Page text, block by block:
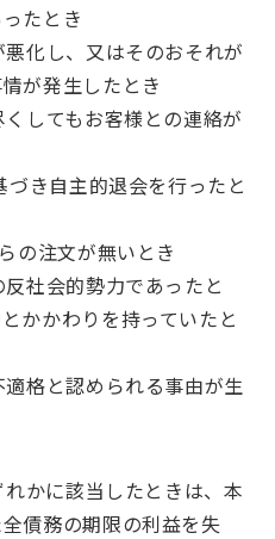
たとき
悪化し、又はそのおそれが
が発生したとき
くしてもお客様との連絡が
づき自主的退会を行ったと
の注文が無いとき
反社会的勢力であったと
かかわりを持っていたと
適格と認められる事由が生
かに該当したときは、本
債務の期限の利益を失